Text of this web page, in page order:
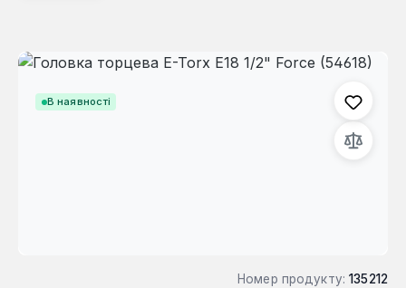
В наявності
Пропустити галерею зображень
Номер продукту: 135212